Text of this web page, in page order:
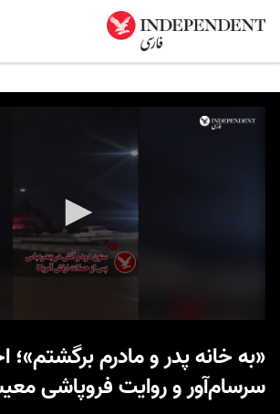
«به خانه پدر و مادرم برگشتم»؛
سرسام‌آور و روایت فروپاشی